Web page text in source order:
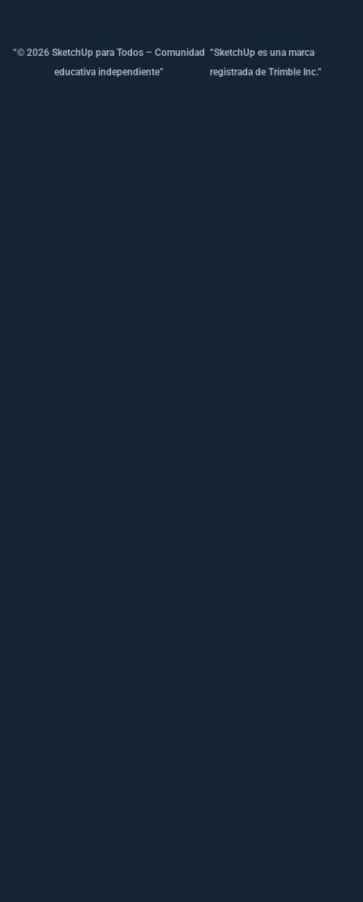
“© 2026 SketchUp para Todos – Comunidad
educativa independiente”
“SketchUp es una marca
registrada de Trimble Inc.”